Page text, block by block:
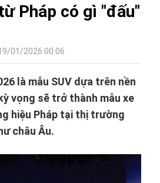
Pháp có gì "đấu"
01/2026 00:06
là mẫu SUV dựa trên nền
vọng sẽ trở thành mẫu xe
hiệu Pháp tại thị trường
châu Âu.